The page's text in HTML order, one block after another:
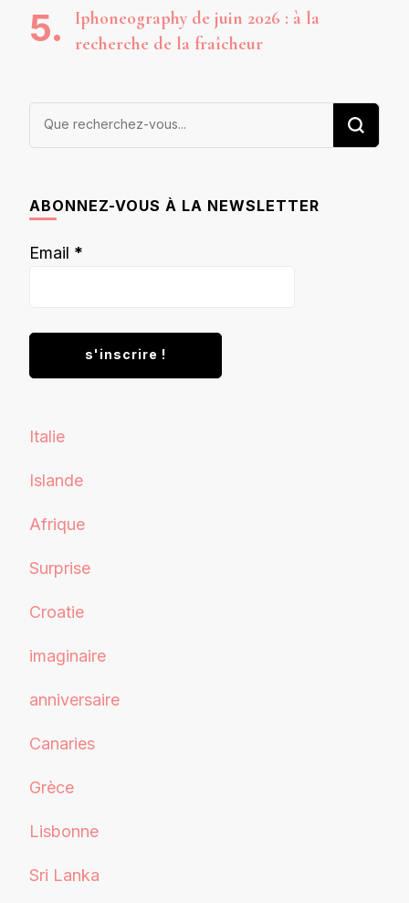
Iphoneography de juin 2026 : à la
recherche de la fraîcheur
Vous
ABONNEZ-VOUS À LA NEWSLETTER
Email *
Italie
Islande
Afrique
Surprise
Croatie
imaginaire
anniversaire
Canaries
Grèce
Lisbonne
Sri Lanka